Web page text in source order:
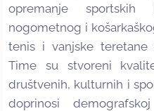
opremanje sportskih
nogometnog i
tenis i vanjske teretane
Time su stvoreni
društvenih, kulturnih i
doprinosi